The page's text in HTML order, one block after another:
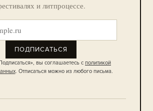
и литпроцессе.
ПОДПИСАТЬСЯ
вы соглашаетесь с политикой
. Отписаться можно из любого письма.